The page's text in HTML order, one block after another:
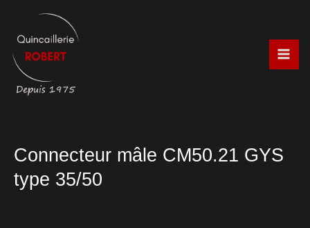
contenu
Connecteur mâle CM50.21 GYS
type 35/50